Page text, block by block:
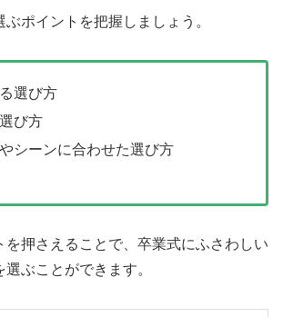
ポイントを把握しましょう。
選び方
び方
シーンに合わせた選び方
を押さえることで、卒業式にふさわしい
ぶことができます。